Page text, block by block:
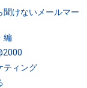
けないメールマー
編
ティング